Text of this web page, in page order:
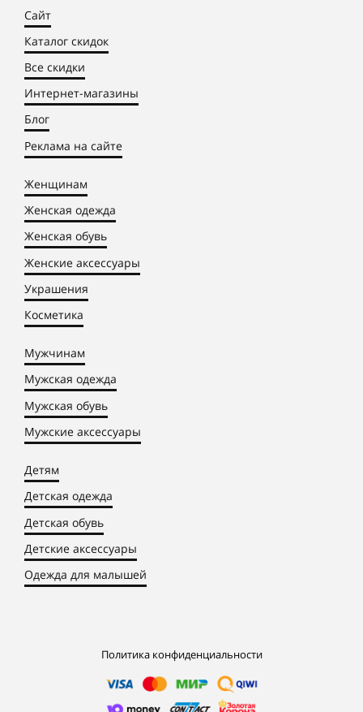
Сайт
Каталог скидок
Все скидки
Интернет-магазины
Блог
Реклама на сайте
Женщинам
Женская одежда
Женская обувь
Женские аксессуары
Украшения
Косметика
Мужчинам
Мужская одежда
Мужская обувь
Мужские аксессуары
Детям
Детская одежда
Детская обувь
Детские аксессуары
Одежда для малышей
Политика конфиденциальности